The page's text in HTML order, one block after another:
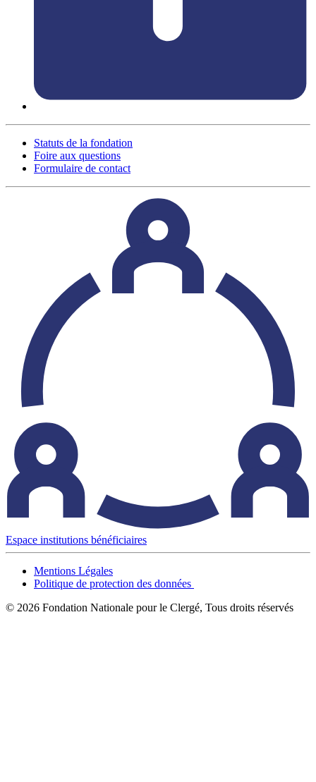
Statuts de la fondation
Foire aux questions
Formulaire de contact
Espace institutions bénéficiaires
Mentions Légales
Politique de protection des données
© 2026 Fondation Nationale pour le Clergé, Tous droits réservés